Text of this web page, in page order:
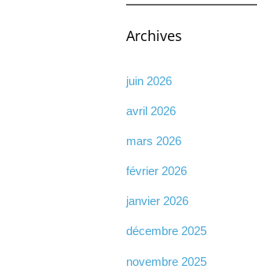
Archives
juin 2026
avril 2026
mars 2026
février 2026
janvier 2026
décembre 2025
novembre 2025